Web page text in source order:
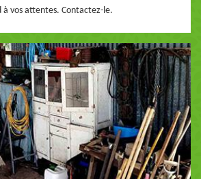
vos attentes. Contactez-le.